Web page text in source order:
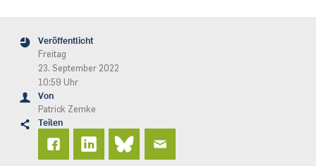
Veröffentlicht
Freitag
23. September 2022
10:59 Uhr
Von
Patrick Zemke
Teilen